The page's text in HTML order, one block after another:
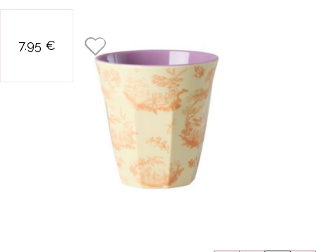
jouy
7.95 €